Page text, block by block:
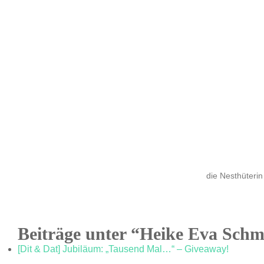
die Nesthüterin
Beiträge unter “Heike Eva
[Dit & Dat] Jubiläum: „Tausend Mal…“ – Giveaway!